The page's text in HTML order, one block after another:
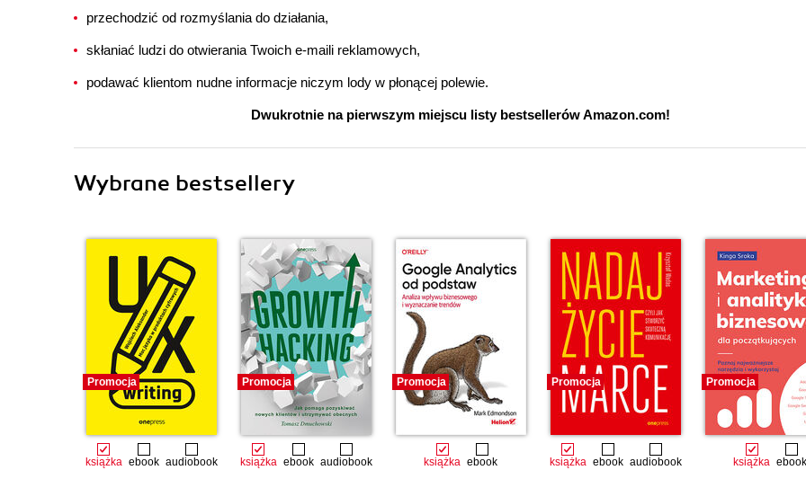
przechodzić od rozmyślania do działania,
skłaniać ludzi do otwierania Twoich e-maili reklamowych,
podawać klientom nudne informacje niczym lody w płonącej polewie.
Dwukrotnie na pierwszym miejscu listy bestsellerów Amazon.com!
Wybrane bestsellery
Promocja
książka ebook audiobook
Promocja
książka ebook audiobook
Promocja
książka ebook
Promocja
książka ebook audiobook
Promocja
książka ebook